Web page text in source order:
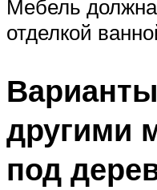
Мебель
отделкой
другими
под